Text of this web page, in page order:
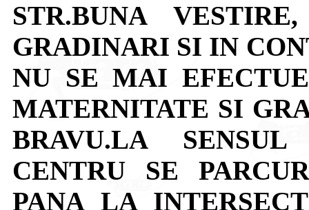
STR.BUNA
GRADINARI SI IN
NU SE MAI
MATERNITATE SI
BRAVU.LA
CENTRU SE
PANA LA